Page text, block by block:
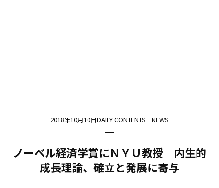
2018年10月10日DAILY CONTENTS NEWS
ノーベル経済学賞にＮＹＵ教授 内生的
成長理論、確立と発展に寄与